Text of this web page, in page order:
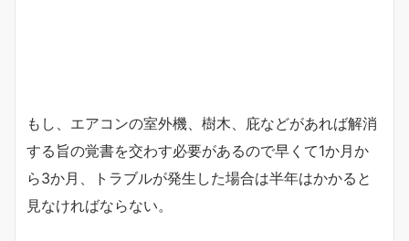
もし、エアコンの室外機、樹木、庇などがあれば解消
する旨の覚書を交わす必要があるので早くて1か月か
ら3か月、トラブルが発生した場合は半年はかかると
見なければならない。